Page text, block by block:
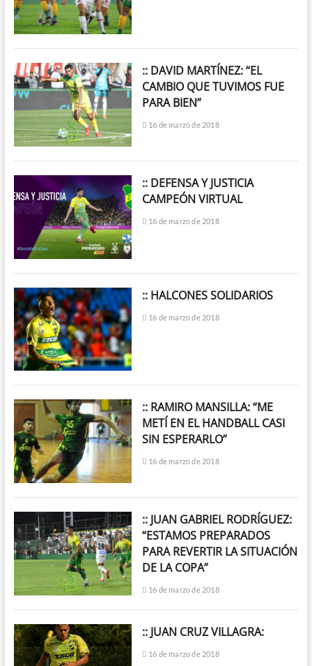
:: DAVID MARTÍNEZ: “EL
CAMBIO QUE TUVIMOS FUE
PARA BIEN”
16 de marzo de 2018
:: DEFENSA Y JUSTICIA
CAMPEÓN VIRTUAL
16 de marzo de 2018
:: HALCONES SOLIDARIOS
16 de marzo de 2018
:: RAMIRO MANSILLA: “ME
METÍ EN EL HANDBALL CASI
SIN ESPERARLO”
16 de marzo de 2018
:: JUAN GABRIEL RODRÍGUEZ:
“ESTAMOS PREPARADOS
PARA REVERTIR LA SITUACIÓN
DE LA COPA”
16 de marzo de 2018
:: JUAN CRUZ VILLAGRA:
16 de marzo de 2018